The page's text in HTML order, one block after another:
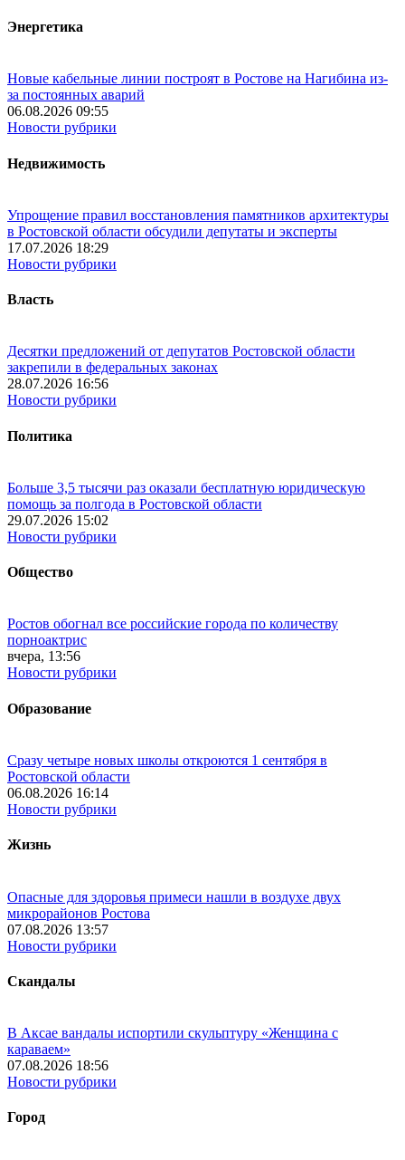
Энергетика
Новые кабельные линии построят в Ростове на Нагибина из-
за постоянных аварий
06.08.2026 09:55
Новости рубрики
Недвижимость
Упрощение правил восстановления памятников архитектуры
в Ростовской области обсудили депутаты и эксперты
17.07.2026 18:29
Новости рубрики
Власть
Десятки предложений от депутатов Ростовской области
закрепили в федеральных законах
28.07.2026 16:56
Новости рубрики
Политика
Больше 3,5 тысячи раз оказали бесплатную юридическую
помощь за полгода в Ростовской области
29.07.2026 15:02
Новости рубрики
Общество
Ростов обогнал все российские города по количеству
порноактрис
вчера, 13:56
Новости рубрики
Образование
Сразу четыре новых школы откроются 1 сентября в
Ростовской области
06.08.2026 16:14
Новости рубрики
Жизнь
Опасные для здоровья примеси нашли в воздухе двух
микрорайонов Ростова
07.08.2026 13:57
Новости рубрики
Скандалы
В Аксае вандалы испортили скульптуру «Женщина с
караваем»
07.08.2026 18:56
Новости рубрики
Город